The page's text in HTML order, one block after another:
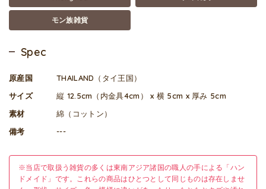
モン族雑貨
Spec
原産国
THAILAND（タイ王国）
サイズ
縦 12.5cm（内金具4cm） x 横 5cm x 厚み 5cm
素材
綿（コットン）
備考
---
※当店で取扱う雑貨の多くは東南アジア諸国の職人の手による「ハン
ドメイド」です。これらの商品はひとつとして同じものは存在しませ